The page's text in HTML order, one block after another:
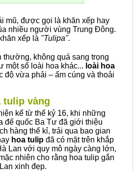
mũ, được gọi là khăn xếp hay
nhiều người vùng Trung Đông.
xếp là "Tulipa".
thường, không quá sang trọng
một số loài hoa khác... loài hoa
độ vừa phải – ấm cúng và thoải
tulip vàng
kể từ thế kỷ 16, khi những
đế quốc Ba Tư đã giới thiệu
hàng thế kỉ, trải qua bao gian
hoa tulip đã có mặt trên khắp
Lan với quy mô ngày càng lớn,
nhiên cho rằng hoa tulip gắn
xinh đẹp.